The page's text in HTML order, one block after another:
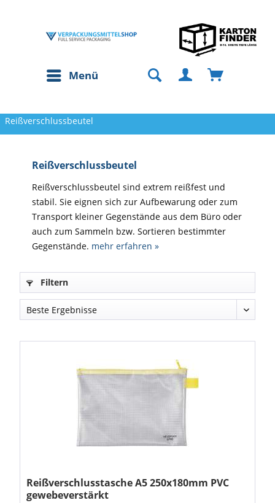
Menü
Reißverschlussbeutel
Reißverschlussbeutel
Reißverschlussbeutel sind extrem reißfest und
stabil. Sie eignen sich zur Aufbewarung oder zum
Transport kleiner Gegenstände aus dem Büro oder
auch zum Sammeln bzw. Sortieren bestimmter
Gegenstände. mehr erfahren »
Filtern
Reißverschlusstasche A5 250x180mm PVC
gewebeverstärkt